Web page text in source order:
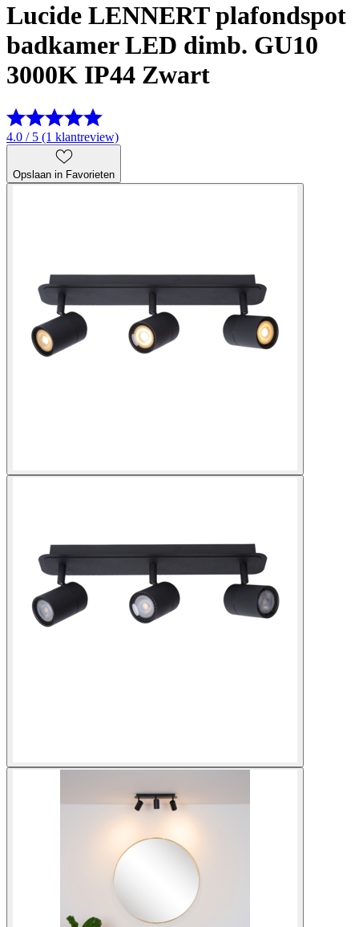
Lucide LENNERT plafondspot
badkamer LED dimb. GU10
3000K IP44 Zwart
4.0 / 5 (1 klantreview)
Opslaan in Favorieten